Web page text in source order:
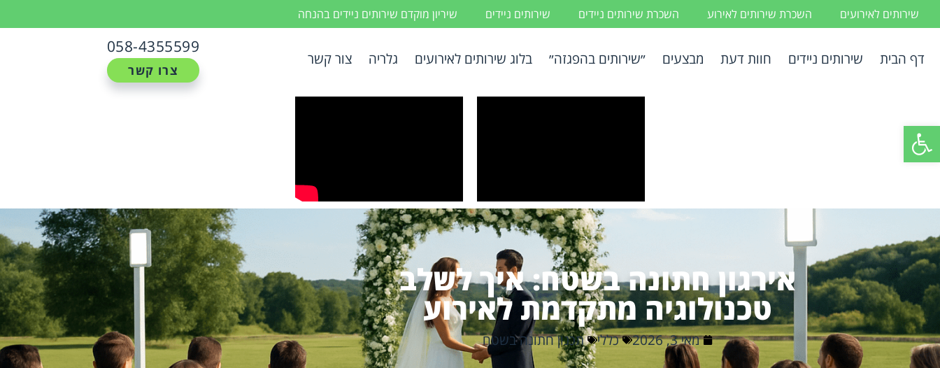
פתח סרגל נגישות
שירותים לאירועים השכרת שירותים לאירוע השכרת שירותים ניידים שירותים ניידים שיריון מוקדם שירותים ניידים בהנחה
דף הבית שירותים ניידים חוות דעת מבצעים ״שירותים בהפגזה״ בלוג שירותים לאירועים גלריה צור קשר
058-4355599
צרו קשר
אירגון חתונה בשטח: איך לשלב
טכנולוגיה מתקדמת לאירוע
מאי 3, 2026 כללי תכנון חתונה בשטח